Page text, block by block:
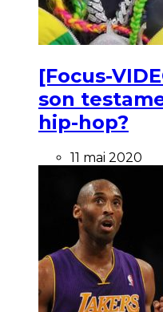
[Focus-
son
hip-hop?
11 mai 2020